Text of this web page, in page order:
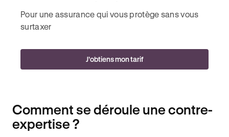
Pour une assurance qui vous protège sans vous
surtaxer
J’obtiens mon tarif
Comment se déroule une contre-
expertise ?